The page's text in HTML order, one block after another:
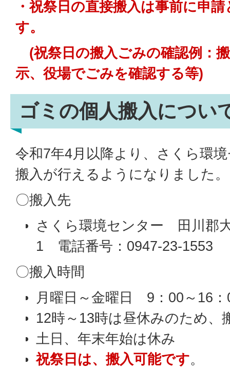
・祝祭日の直接搬入は事前に申
す。
(祝祭日の搬入ごみの確認例：
示、役場でごみを確認する等)
ゴミの個人搬入につい
令和7年4月以降より、さくら環
搬入が行えるようになりました。
〇搬入先
さくら環境センター 田川郡
1 電話番号：0947-23-1553
〇搬入時間
月曜日～金曜日 9：00～16
12時～13時は昼休みのため、
土日、年末年始は休み
祝祭日は、搬入可能です。